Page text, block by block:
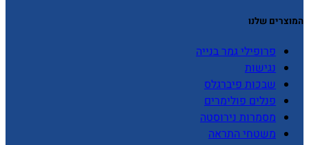
המוצרים שלנו
פרופילי גמר בנייה
נגישות
שבכות פיברגלס
פנלים פולימרים
מסמרות נירוסטה
משטחי התראה